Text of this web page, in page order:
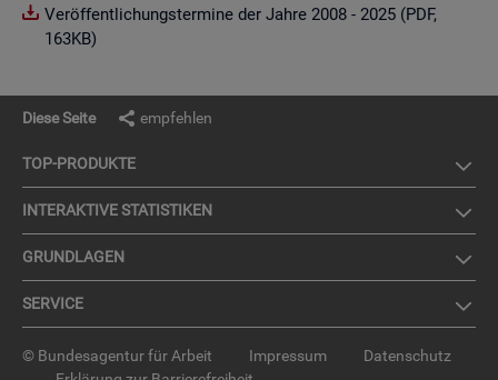
Veröffentlichungstermine der Jahre 2008 - 2025 (PDF,
163KB)
Diese Seite empfehlen
TOP-PRO­DUK­TE
IN­TER­AK­TI­VE STA­TIS­TI­KEN
GRUND­LA­GEN
SER­VICE
© Bundesagentur für Arbeit Impressum
Datenschutz